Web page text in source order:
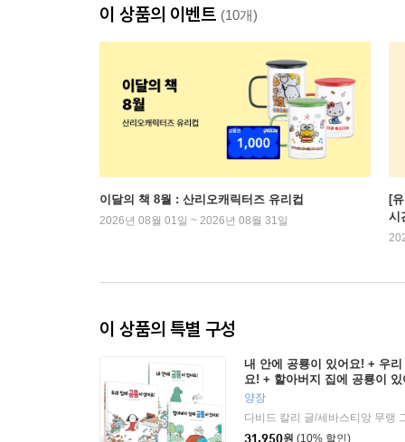
이 상품의 이벤트 (10개)
이달의 책 8월 : 산리오캐릭터즈 유리컵
2026년 08월 01일 ~ 2026년 08월 31일
[
시
이 상품의 특별 구성
내 안에 공룡이 있어요! + 우
요! + 할아버지 집에 공룡이 있
양장
다비드 칼리 글/세바스티앙 무랭
31,950원 (10% 할인)